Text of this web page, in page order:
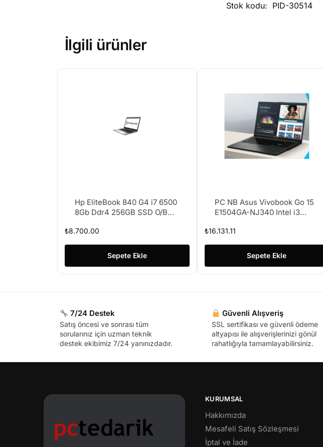
Stok kodu: PID-30514
İlgili ürünler
Hp EliteBook 840 G4 i7 6500
8Gb Ddr4 256GB SSD O/B
₺8.700.00
Sepete Ekle
PC NB Asus Vivobook Go 15
E1504GA-NJ340 Intel i3
FHD Freedos Taşınabilir
Bilgisayar
₺16.131.11
Sepete Ekle
7/24 Destek
Satış öncesi ve sonrası tüm
sorularınız için uzman teknik
destek ekibimiz 7/24 yanınızdadır.
Güvenli Alışveriş
SSL sertifikası ve güvenli ödeme
altyapısı ile alışverişlerinizi gönül
rahatlığıyla tamamlayabilirsiniz.
KURUMSAL
Hakkımızda
Mesafeli Satış Sözleşmesi
İptal ve İade